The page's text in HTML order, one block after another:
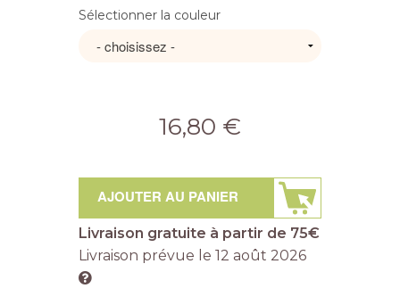
Sélectionner la couleur
16,80 €
AJOUTER AU PANIER
Livraison gratuite à partir de 75€
Livraison prévue le 12 août 2026